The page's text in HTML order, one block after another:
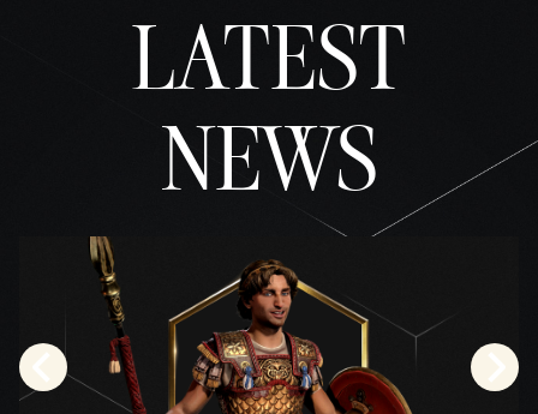
버로
전송
LATEST
NEWS